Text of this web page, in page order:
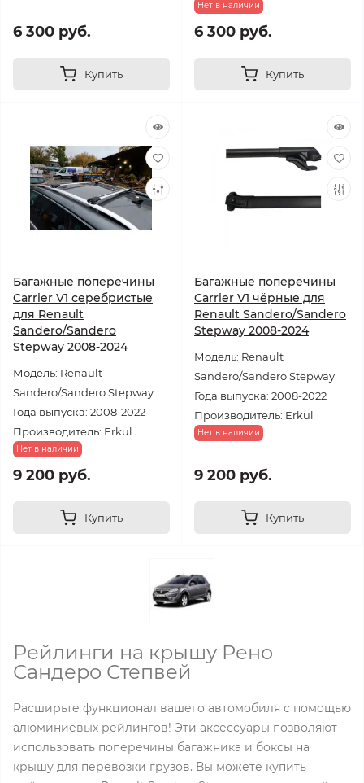
6 300 руб.
Купить
Нет в наличии
6 300 руб.
Купить
Багажные поперечины
Carrier V1 серебристые
для Renault
Sandero/Sandero
Stepway 2008-2024
Модель: Renault
Sandero/Sandero Stepway
Года выпуска: 2008-2022
Производитель: Erkul
Нет в наличии
9 200 руб.
Купить
Багажные поперечины
Carrier V1 чёрные для
Renault Sandero/Sandero
Stepway 2008-2024
Модель: Renault
Sandero/Sandero Stepway
Года выпуска: 2008-2022
Производитель: Erkul
Нет в наличии
9 200 руб.
Купить
Рейлинги на крышу Рено
Сандеро Степвей
Расширьте функционал вашего автомобиля с помощью
алюминиевых рейлингов! Эти аксессуары позволяют
использовать поперечины багажника и боксы на
крышу для перевозки грузов. Вы можете купить